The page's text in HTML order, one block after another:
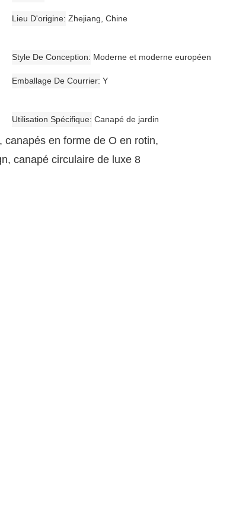
Lieu D'origine Zhejiang, Chine
Style De Conception Moderne et moderne européen
Emballage De Courrier Y
Utilisation Spécifique Canapé de jardin